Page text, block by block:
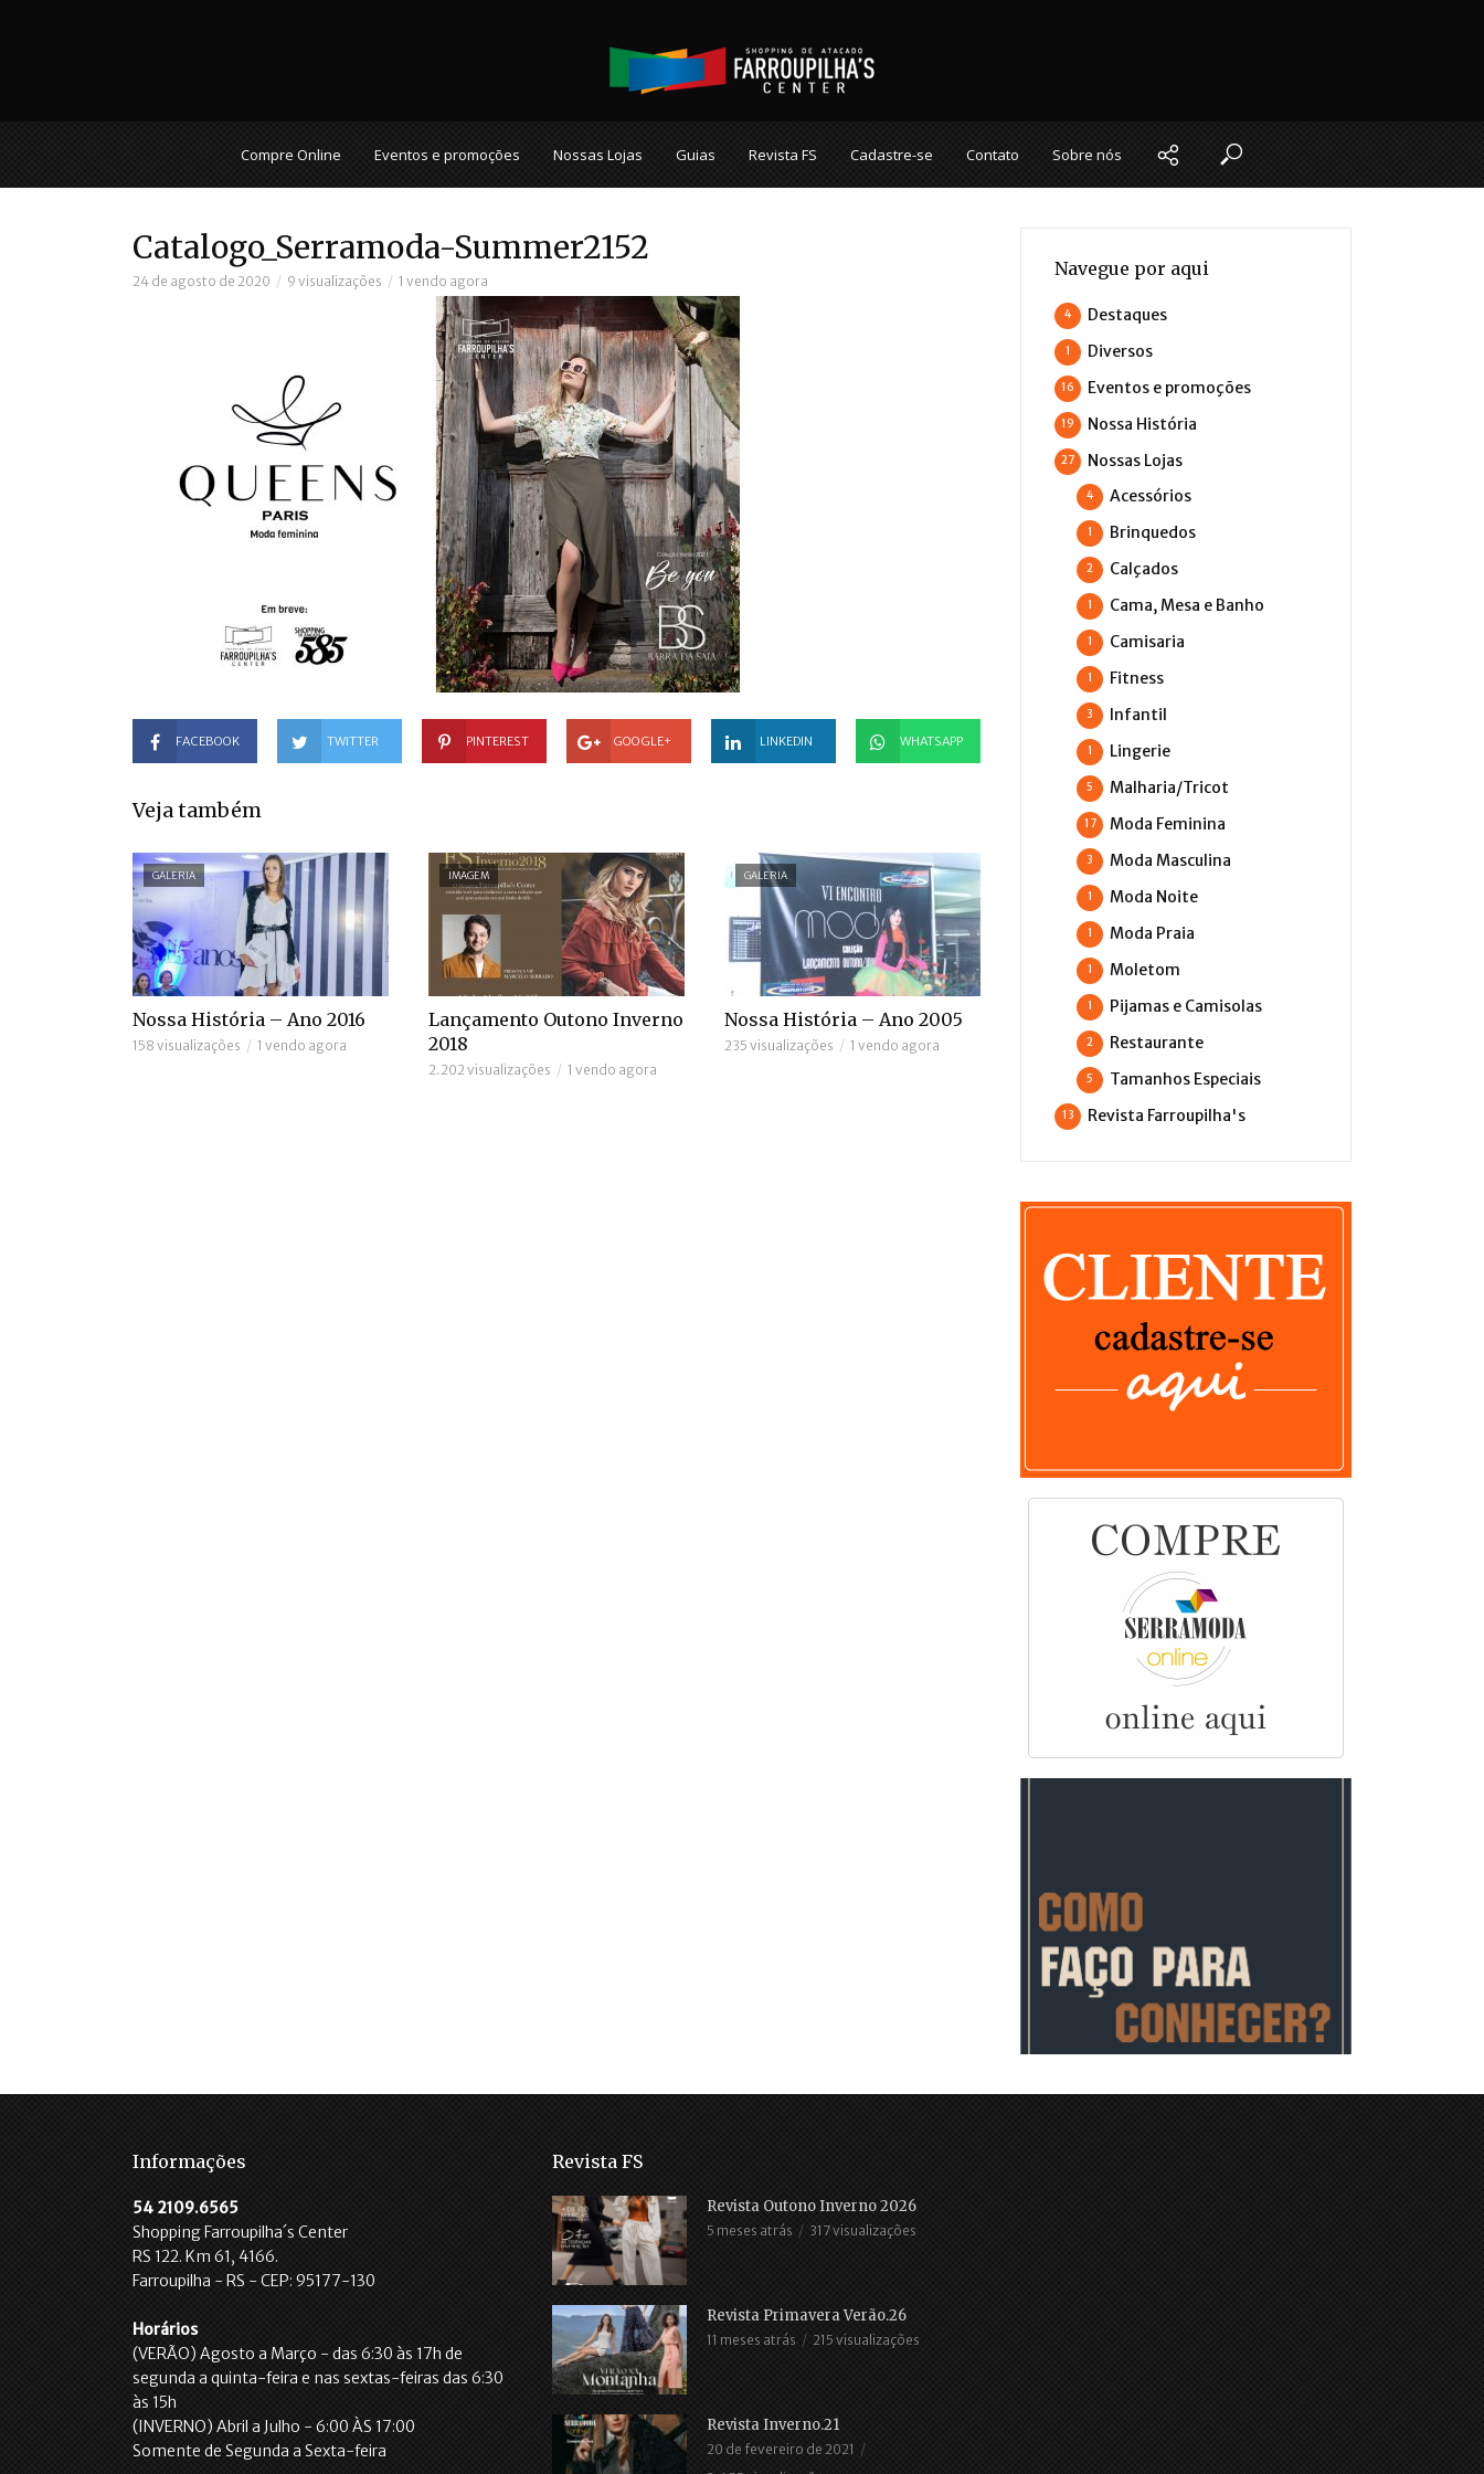
Compre Online Eventos e promoções Nossas Lojas Guias Revista FS Cadastre-se Contato Sobre nós
Catalogo_Serramoda-Summer2152
24 de agosto de 2020 9 visualizações 1 vendo agora
FACEBOOK TWITTER PINTEREST GOOGLE+ LINKEDIN WHATSAPP
Veja também
GALERIA
Nossa História – Ano 2016
158 visualizações 1 vendo agora
IMAGEM
Lançamento Outono Inverno
2018
2.202 visualizações 1 vendo agora
GALERIA
Nossa História – Ano 2005
235 visualizações 1 vendo agora
Navegue por aqui
Destaques
4
Diversos
1
Eventos e promoções
16
Nossa História
19
Nossas Lojas
27
Acessórios
4
Brinquedos
1
Calçados
2
Cama, Mesa e Banho
1
Camisaria
1
Fitness
1
Infantil
3
Lingerie
1
Malharia/Tricot
5
Moda Feminina
17
Moda Masculina
3
Moda Noite
1
Moda Praia
1
Moletom
1
Pijamas e Camisolas
1
Restaurante
2
Tamanhos Especiais
5
Revista Farroupilha's
13
Informações
54 2109.6565
Shopping Farroupilha´s Center
RS 122. Km 61, 4166.
Farroupilha - RS - CEP: 95177-130
Horários
(VERÃO) Agosto a Março - das 6:30 às 17h de
segunda a quinta-feira e nas sextas-feiras das 6:30
às 15h
(INVERNO) Abril a Julho - 6:00 ÀS 17:00
Somente de Segunda a Sexta-feira
Revista FS
Revista Outono Inverno 2026
5 meses atrás 317 visualizações
Revista Primavera Verão.26
11 meses atrás 215 visualizações
Revista Inverno.21
20 de fevereiro de 2021